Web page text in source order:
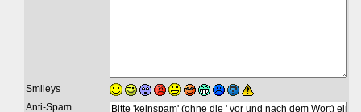
Smileys
Anti-Spam